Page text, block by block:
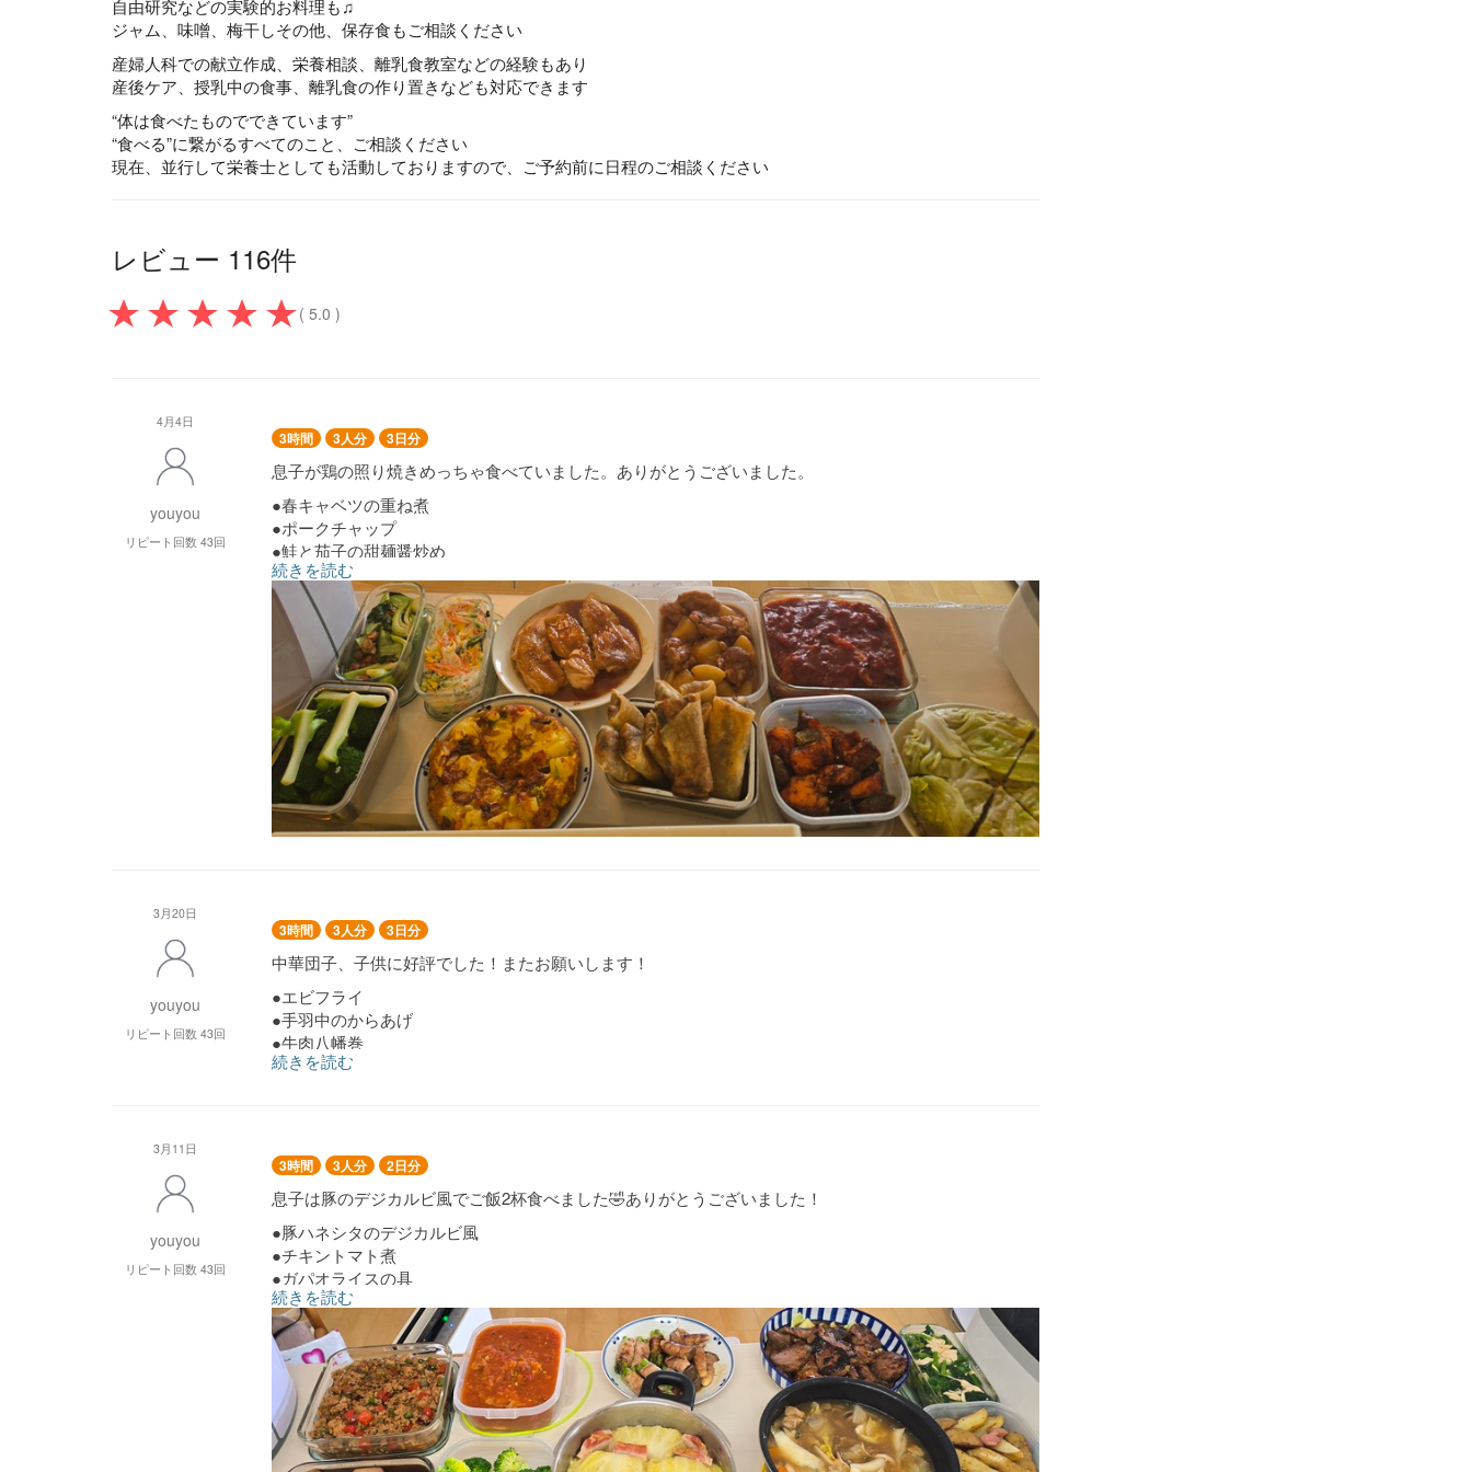
自由研究などの実験的お料理も♫
ジャム、味噌、梅干しその他、保存食もご相談ください
産婦人科での献立作成、栄養相談、離乳食教室などの経験もあり
産後ケア、授乳中の食事、離乳食の作り置きなども対応できます
“体は食べたものでできています”
“食べる”に繋がるすべてのこと、ご相談ください
現在、並行して栄養士としても活動しておりますので、ご予約前に日程のご相談ください
レビュー 116件
( 5.0 )
4月4日
youyou
リピート回数 43回
3時間 3人分 3日分
息子が鶏の照り焼きめっちゃ食べていました。ありがとうございました。
●春キャベツの重ね煮
●ポークチャップ
●鮭と茄子の甜麺醤炒め
●鶏大根
●春巻
●鶏照焼
●スパニッシュオムレツ
●春雨サラダ
●ベーコンとチンゲン菜の炒め
●エビピラフ
続きを読む
3月20日
youyou
リピート回数 43回
3時間 3人分 3日分
中華団子、子供に好評でした！またお願いします！
●エビフライ
●手羽中のからあげ
●牛肉八幡巻
●豚ロースの生姜焼
●ジャーマンポテト
●イカと里芋の煮物
続きを読む
3月11日
youyou
リピート回数 43回
3時間 3人分 2日分
息子は豚のデジカルビ風でご飯2杯食べました🤣ありがとうございました！
●豚ハネシタのデジカルビ風
●チキントマト煮
●ガパオライスの具
●アスパラ巻&エリンギ巻
●ロール白菜
●残り野菜の八宝菜風
●イカと里芋の煮物
●ほうれん草とササミのお浸し
続きを読む